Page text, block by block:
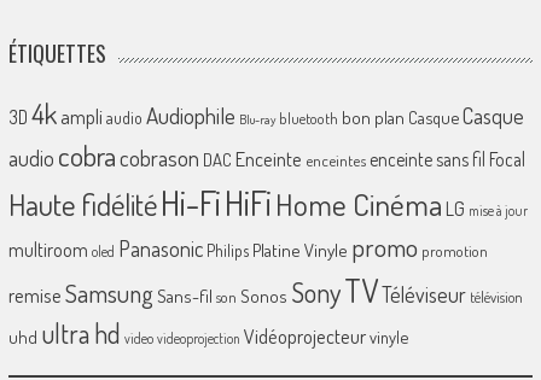
ÉTIQUETTES
3D 4k ampliaudio Audiophile Blu-ray bluetooth bon plan CasqueCasque
audio cobracobrason DAC Enceinte enceintes enceinte sans fil Focal
Haute fidélitéHi-FiHiFiHome Cinéma LG mise à jour
multiroom oled Panasonic Philips Platine Vinyle promo promotion
remiseSamsungSans-fil son Sonos SonyTVTéléviseur télévision
uhd ultra hd video videoprojection Vidéoprojecteurvinyle